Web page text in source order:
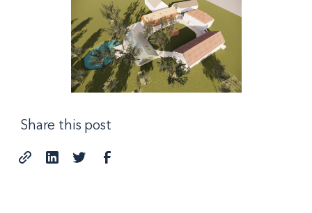
Share this post